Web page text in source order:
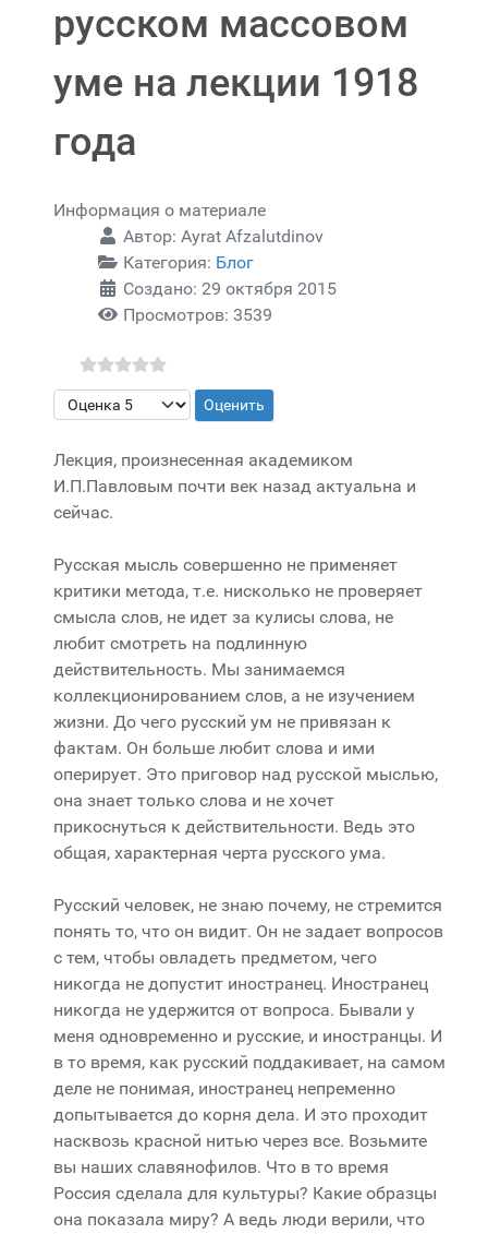
русском массовом
уме на лекции 1918
года
Информация о материале
Автор: Ayrat Afzalutdinov
Категория: Блог
Создано: 29 октября 2015
Просмотров: 3539
Пожалуйста, оцените
Лекция, произнесенная академиком
И.П.Павловым почти век назад актуальна и
сейчас.
Русская мысль совершенно не применяет
критики метода, т.е. нисколько не проверяет
смысла слов, не идет за кулисы слова, не
любит смотреть на подлинную
действительность. Мы занимаемся
коллекционированием слов, а не изучением
жизни. До чего русский ум не привязан к
фактам. Он больше любит слова и ими
оперирует. Это приговор над русской мыслью,
она знает только слова и не хочет
прикоснуться к действительности. Ведь это
общая, характерная черта русского ума.
Русский человек, не знаю почему, не стремится
понять то, что он видит. Он не задает вопросов
с тем, чтобы овладеть предметом, чего
никогда не допустит иностранец. Иностранец
никогда не удержится от вопроса. Бывали у
меня одновременно и русские, и иностранцы. И
в то время, как русский поддакивает, на самом
деле не понимая, иностранец непременно
допытывается до корня дела. И это проходит
насквозь красной нитью через все. Возьмите
вы наших славянофилов. Что в то время
Россия сделала для культуры? Какие образцы
она показала миру? А ведь люди верили, что